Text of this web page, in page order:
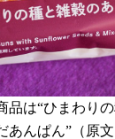
品は“ひまわり
あんぱん”（原